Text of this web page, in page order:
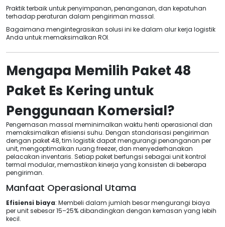
Praktik terbaik untuk penyimpanan, penanganan, dan kepatuhan
terhadap peraturan dalam pengiriman massal.
Bagaimana mengintegrasikan solusi ini ke dalam alur kerja logistik
Anda untuk memaksimalkan ROI.
Mengapa Memilih Paket 48
Paket Es Kering untuk
Penggunaan Komersial?
Pengemasan massal meminimalkan waktu henti operasional dan
memaksimalkan efisiensi suhu. Dengan standarisasi pengiriman
dengan paket 48, tim logistik dapat mengurangi penanganan per
unit, mengoptimalkan ruang freezer, dan menyederhanakan
pelacakan inventaris. Setiap paket berfungsi sebagai unit kontrol
termal modular, memastikan kinerja yang konsisten di beberapa
pengiriman.
Manfaat Operasional Utama
Efisiensi biaya: Membeli dalam jumlah besar mengurangi biaya
per unit sebesar 15–25% dibandingkan dengan kemasan yang lebih
kecil.